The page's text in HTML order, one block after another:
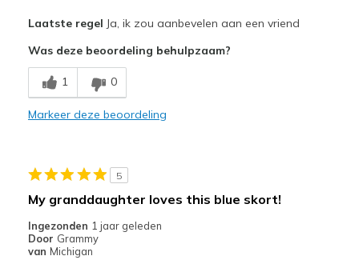
Breathe Well
Comfortable
Beste toepassingen
Going Out
Laatste regel Ja, ik zou aanbevelen aan een vriend
Was deze beoordeling behulpzaam?
1 0
Markeer deze beoordeling
5
My granddaughter loves this blue skort!
Ingezonden 1 jaar geleden
Door Grammy
van Michigan